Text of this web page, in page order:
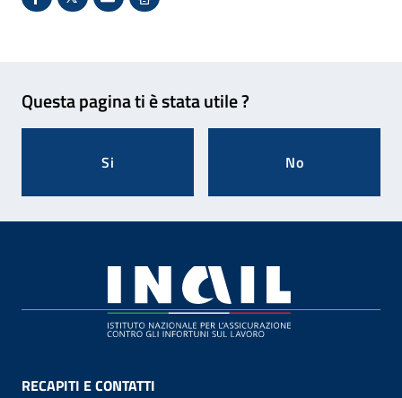
Condividi su Facebook - Sito esterno - Apertura in
X - Sito esterno - Apertura in nuova finestra
Invio Mail: apre il programma di posta
Stampa pagina: scelta meno
Questa pagina ti è stata utile ?
Si No
RECAPITI E CONTATTI